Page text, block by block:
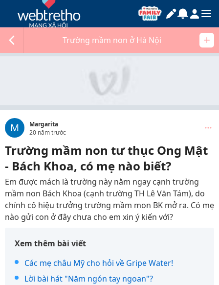
Trường mầm non ở Hà Nội
M
Margarita
20 năm trước
Trường mầm non tư thục Ong Mật
- Bách Khoa, có mẹ nào biết?
Em được mách là trường này nằm ngay cạnh trường
mầm non Bách Khoa (cạnh trường TH Lê Văn Tám), do
chính cô hiệu trưởng trường mầm mon BK mở ra. Có mẹ
nào gửi con ở đây chưa cho em xin ý kiến với?
Xem thêm bài viết
Các mẹ châu Mỹ cho hỏi về Gripe Water!
Lời bài hát "Năm ngón tay ngoan"?